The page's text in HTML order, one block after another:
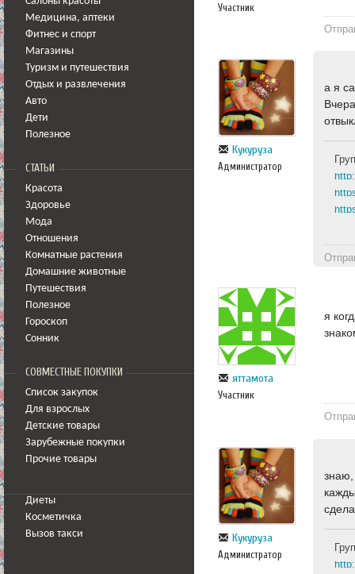
Медицина, аптеки
Фитнес и спорт
Магазины
Туризм и путешествия
Отдых и развлечения
Авто
Дети
Полезное
СТАТЬИ
Красота
Здоровье
Мода
Отношения
Комнатные растения
Домашние животные
Путешествия
Полезное
Гороскоп
Сонник
СОВМЕСТНЫЕ ПОКУПКИ
Список закупок
Для взрослых
Детские товары
Зарубежные покупки
Прочие товары
Диеты
Косметичка
Вызов такси
Участник
Кукуруза
Администратор
а я
яттамота
Участник
я
Кукуруза
Администратор